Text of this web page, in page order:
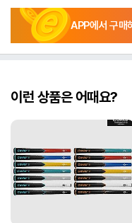
APP에서 구매
이런 상품은 어때요?